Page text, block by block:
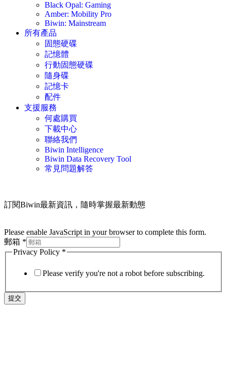
Black Opal: Gaming
Amber: Mobility Pro
Biwin: Mainstream
所有產品
固態硬碟
記憶體
行動固態硬碟
隨身碟
記憶卡
配件
支援服務
何處購買
下載中心
聯絡我們
Biwin Intelligence
Biwin Data Recovery Tool
常見問題解答
訂閱Biwin最新資訊，隨時掌握最新動態
Please enable JavaScript in your browser to complete this form.
郵箱 *
Privacy Policy *
Please verify you're not a robot before subscribing.
提交